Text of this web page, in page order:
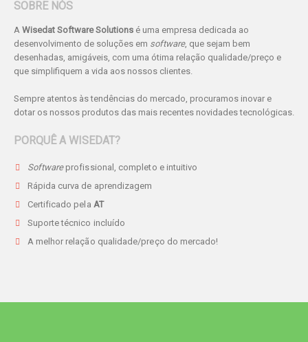
SOBRE NÓS
A Wisedat Software Solutions é uma empresa dedicada ao
desenvolvimento de soluções em software, que sejam bem
desenhadas, amigáveis, com uma ótima relação qualidade/preço e
que simplifiquem a vida aos nossos clientes.
Sempre atentos às tendências do mercado, procuramos inovar e
dotar os nossos produtos das mais recentes novidades tecnológicas.
PORQUÊ A WISEDAT?
Softwareprofissional, completo e intuitivo
Rápida curva de aprendizagem
Certificado pela AT
Suporte técnico incluído
A melhor relação qualidade/preço do mercado!